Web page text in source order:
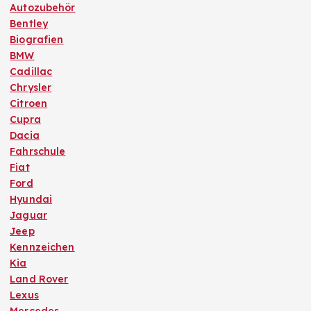
Autozubehör
Bentley
Biografien
BMW
Cadillac
Chrysler
Citroen
Cupra
Dacia
Fahrschule
Fiat
Ford
Hyundai
Jaguar
Jeep
Kennzeichen
Kia
Land Rover
Lexus